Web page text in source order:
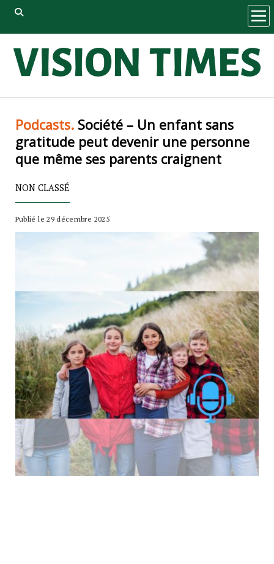
Podcasts.Société – Un enfant sans
gratitude peut devenir une personne
que même ses parents craignent
NON CLASSÉ
Publié le 29 décembre 2025